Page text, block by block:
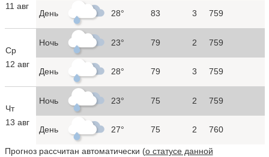
11 авг
День 28° 83 3 759
Ср
12 авг
Ночь 23° 79 2 759
День 28° 79 3 759
Чт
13 авг
Ночь 23° 75 2 759
День 27° 75 2 760
Прогноз рассчитан автоматически (о статусе данной